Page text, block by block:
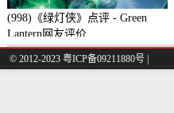
(998)《绿灯侠》点评 - Green
Lantern网友评价
© 2012-2023 粤ICP备09211880号 |